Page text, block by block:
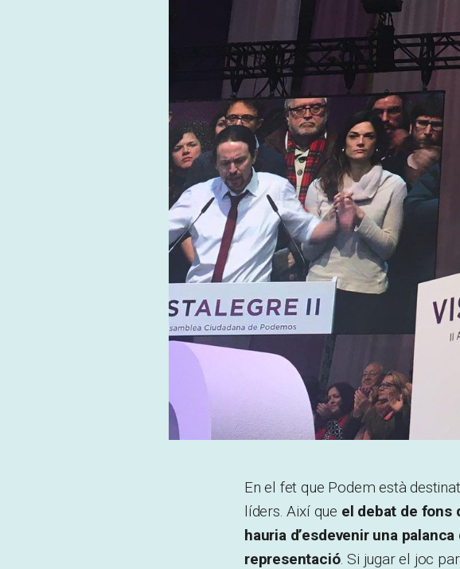
En el fet que Podem està
líders. Així que el debat de fons
hauria d’esdevenir una
representació. Si jugar el joc